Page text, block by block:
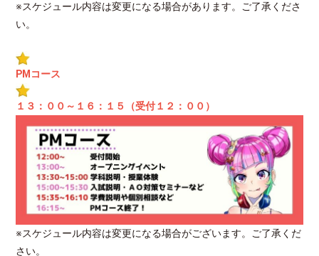
※スケジュール内容は変更になる場合があります。ご了承くださ
い。
PMコース
１３：００～１６：１５（受付１２：０ ０）
※スケジュール内容は変更になる場合がございます。ご了承くだ
さい。